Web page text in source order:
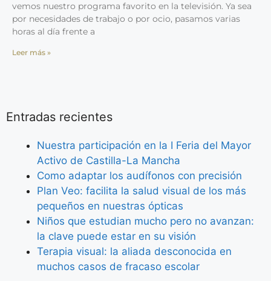
vemos nuestro programa favorito en la televisión. Ya sea
por necesidades de trabajo o por ocio, pasamos varias
horas al día frente a
Leer más »
Entradas recientes
Nuestra participación en la I Feria del Mayor
Activo de Castilla-La Mancha
Como adaptar los audífonos con precisión
Plan Veo: facilita la salud visual de los más
pequeños en nuestras ópticas
Niños que estudian mucho pero no avanzan:
la clave puede estar en su visión
Terapia visual: la aliada desconocida en
muchos casos de fracaso escolar